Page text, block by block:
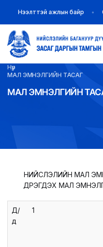
НҮҮР
ТАНИЛЦУУЛГА
ЗАХИРАМЖ ШИЙДВЭР
Нээлттэй ажлын байр
Нүүр
МАЛ ЭМНЭЛГИЙН ТАСАГ
МАЛ ЭМНЭЛГИЙН
НИЙСЛЭЛИЙН МАЛ
ДҮҮРЭГДЭХ МАЛ
Д/
д
1